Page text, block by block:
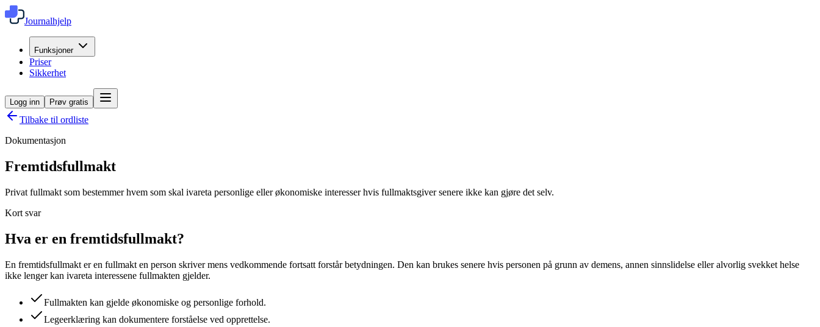
Journalhjelp
Funksjoner
Priser
Sikkerhet
Logg inn Prøv gratis
Tilbake til ordliste
Dokumentasjon
Fremtidsfullmakt
Privat fullmakt som bestemmer hvem som skal ivareta personlige eller økonomiske interesser hvis fullmaktsgiver senere ikke kan gjøre det selv.
Kort svar
Hva er en fremtidsfullmakt?
En fremtidsfullmakt er en fullmakt en person skriver mens vedkommende fortsatt forstår betydningen. Den kan brukes senere hvis personen på grunn av demens, annen sinnslidelse eller alvorlig svekket helse
ikke lenger kan ivareta interessene fullmakten gjelder.
Fullmakten kan gjelde økonomiske og personlige forhold.
Legeerklæring kan dokumentere forståelse ved opprettelse.